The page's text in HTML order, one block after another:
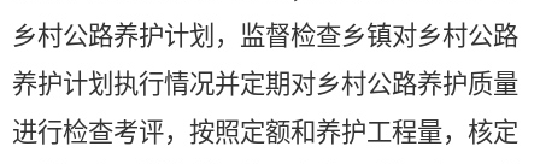
乡村公路养护计划，监督检查乡镇对乡村公路
养护计划执行情况并定期对乡村公路养护质量
进行检查考评，按照定额和养护工程量，核定